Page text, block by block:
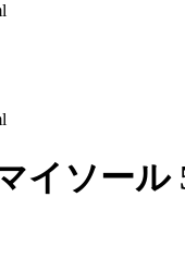
イソール